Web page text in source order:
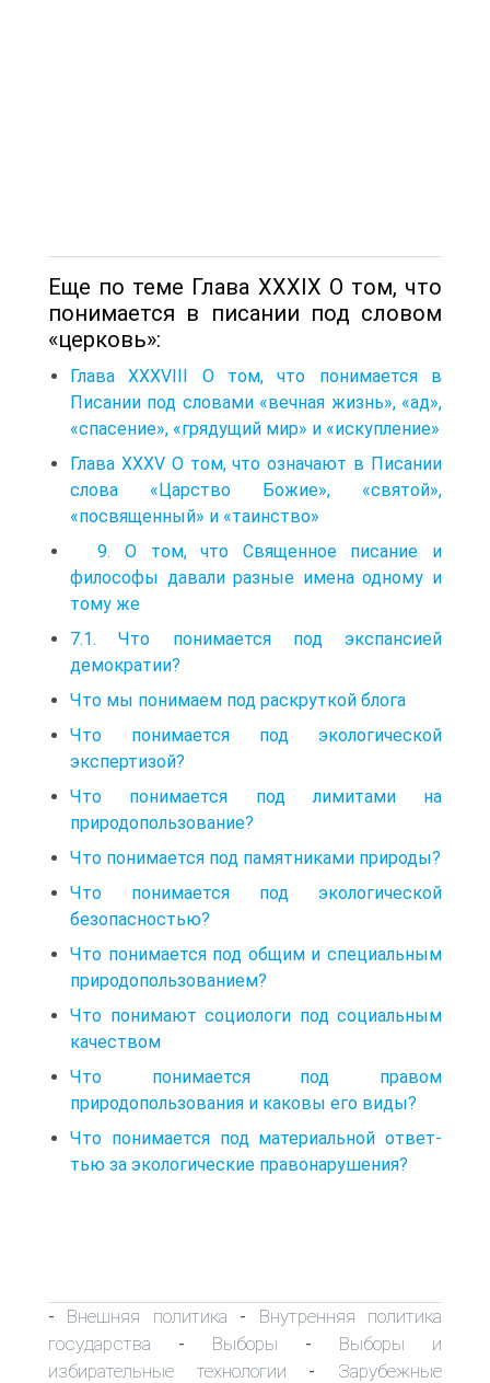
Еще по теме Глава XXXIX О том, что
понимается в писании под словом
«церковь»:
Глава XXXVIII О том, что понимается в
Писании под словами «вечная жизнь», «ад»,
«спасение», «грядущий мир» и «искупление»
Глава XXXV О том, что означают в Писании
слова «Царство Божие», «святой»,
«посвященный» и «таинство»
9. О том, что Священное писание и
философы давали разные имена одному и
тому же
7.1. Что понимается под экспансией
демократии?
Что мы понимаем под раскруткой блога
Что понимается под экологической
экспертизой?
Что понимается под лимитами на
природопользование?
Что понимается под памятниками природы?
Что понимается под экологической
безопасностью?
Что понимается под общим и специальным
природопользованием?
Что понимают социологи под социальным
качеством
Что понимается под правом
природопользования и каковы его виды?
Что понимается под материальной ответ-
тью за экологические правонарушения?
- Внешняя политика - Внутренняя политика
государства - Выборы - Выборы и
избирательные технологии - Зарубежные